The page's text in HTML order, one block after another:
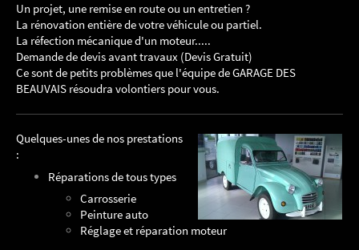
Un projet, une remise en route ou un entretien ?
La rénovation entière de votre véhicule ou partiel.
La réfection mécanique d'un moteur.....
Demande de devis avant travaux (Devis Gratuit)
Ce sont de petits problèmes que l'équipe de GARAGE DES
BEAUVAIS résoudra volontiers pour vous.
Quelques-unes de nos prestations
:
Réparations de tous types
Carrosserie
Peinture auto
Réglage et réparation moteur